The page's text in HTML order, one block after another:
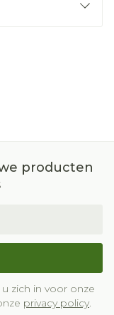
producten
zich in voor onze
privacy policy.